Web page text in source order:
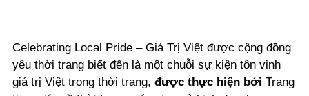
Celebrating Local Pride – Giá Trị Việt được cộng đồng
yêu thời trang biết đến là một chuỗi sự kiện tôn vinh
giá trị Việt trong thời trang, được thực hiện bởi Trang